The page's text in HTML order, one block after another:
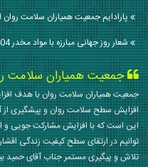
پارادایم جمعیت همیاران سلامت روان
شعار روز جهانی مبارزه با مواد مخدر 1404
جمعیت همیاران سلامت
جمعیت همیاران سلامت روان با هدف
افزایش سطح سلامت روان و پیشگیری از
این است که با افزایش مشارکت جویی و
توانیم در ارتقای سطح کیفیت زندگی
تلاش و پیگیری مستمر جناب آقای حمید